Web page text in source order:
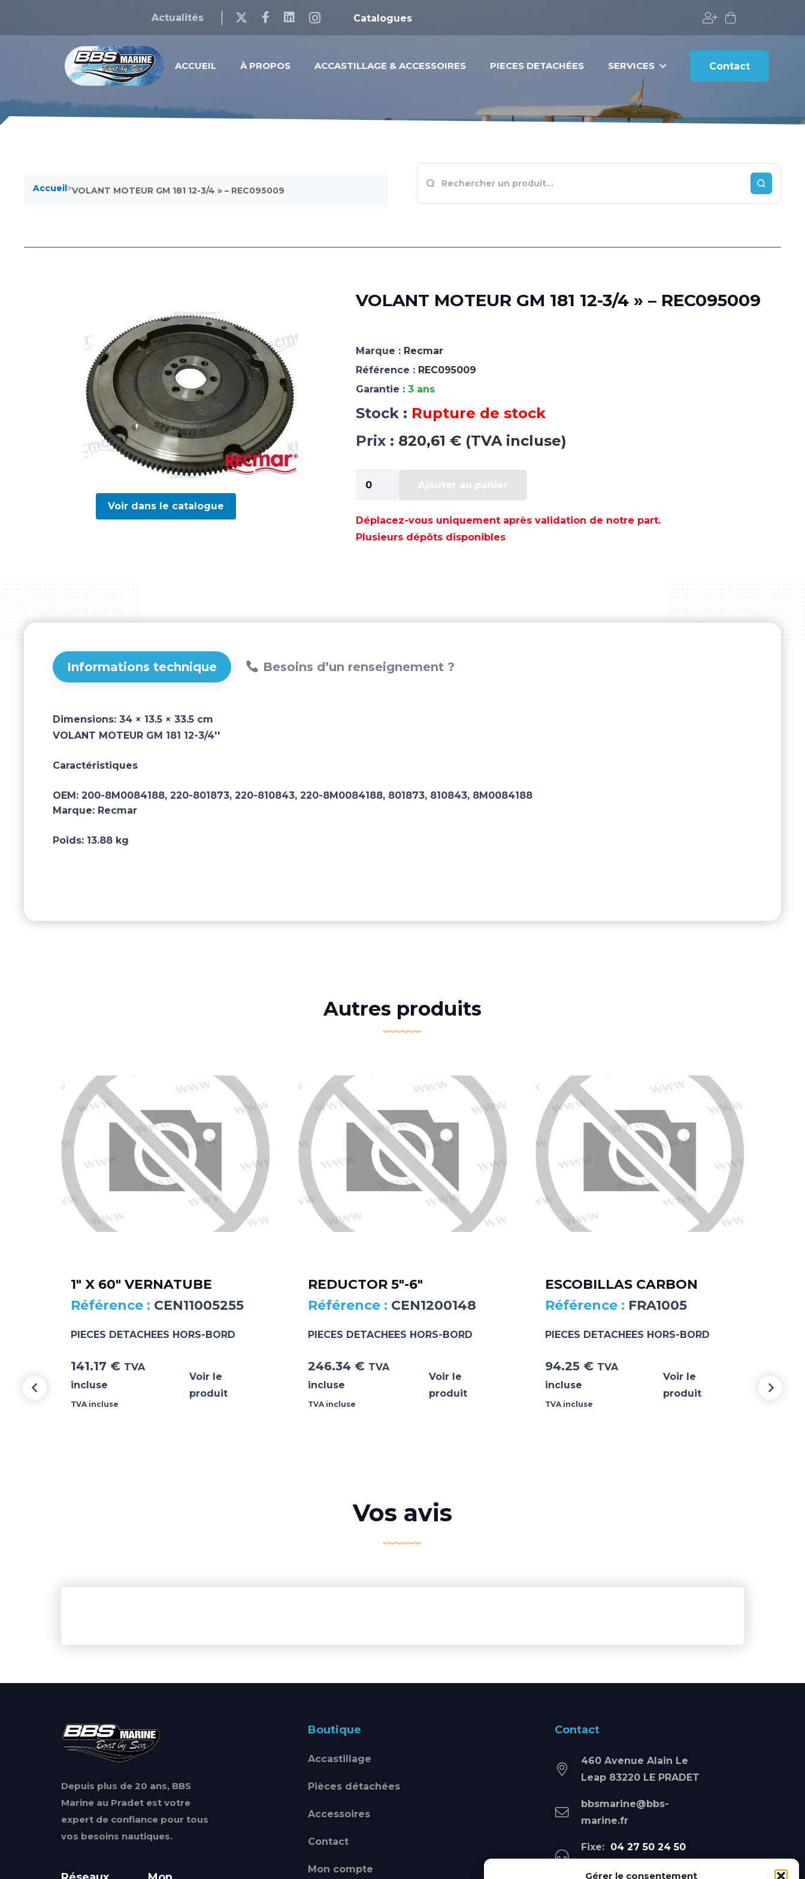
Gérer le consentement
Actualités Catalogues
ACCUEIL À PROPOS ACCASTILLAGE & ACCESSOIRES PIECES DETACHÉES SERVICES Contact
Accueil>VOLANT MOTEUR GM 181 12-3/4 » – REC095009
Voir dans le catalogue
VOLANT MOTEUR GM 181 12-3/4 » – REC095009
Marque : Recmar
Référence : REC095009
Garantie : 3 ans
Stock : Rupture de stock
Prix : 820,61 € (TVA incluse)
de
MOTEUR
GM
Ajouter au panier
Déplacez-vous uniquement après validation de notre part.
Plusieurs dépôts disponibles
Informations technique Besoins d’un renseignement ?
Dimensions: 34 × 13.5 × 33.5 cm
VOLANT MOTEUR GM 181 12-3/4''
Caractéristiques
OEM: 200-8M0084188, 220-801873, 220-810843, 220-8M0084188, 801873, 810843, 8M0084188
Marque: Recmar
Poids: 13.88 kg
Autres produits
1″ X 60″ VERNATUBE
CEN11005255
PIECES DETACHEES HORS-BORD
141.17 € TVA
incluse
TVA incluse
Voir le
produit
REDUCTOR 5″-6″
CEN1200148
PIECES DETACHEES HORS-BORD
246.34 € TVA
incluse
TVA incluse
Voir le
produit
ESCOBILLAS CARBON
FRA1005
PIECES DETACHEES HORS-BORD
94.25 € TVA
incluse
TVA incluse
Voir le
produit
Vos avis
Depuis plus de 20 ans, BBS
Marine au Pradet est votre
expert de confiance pour tous
vos besoins nautiques.
Boutique
Accastillage
Pièces détachées
Accessoires
Contact
Mon compte
Contact
460 Avenue Alain Le
Leap 83220 LE PRADET
bbsmarine@bbs-
marine.fr
Fixe: 04 27 50 24 50